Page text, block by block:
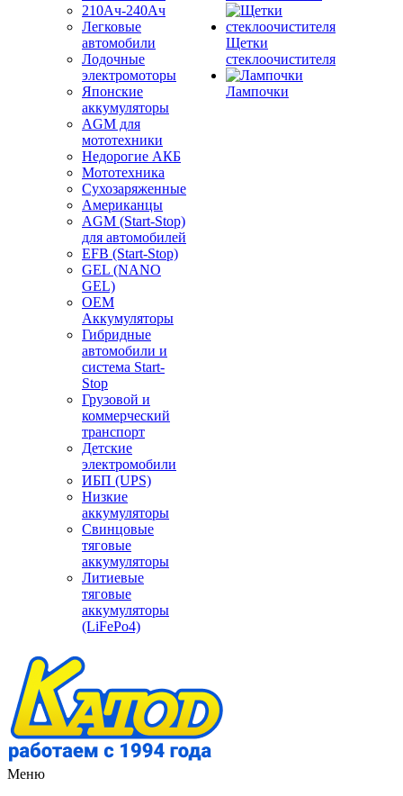
210Ач-240Ач
Легковые
автомобили
Лодочные
электромоторы
Японские
аккумуляторы
AGM для
мототехники
Недорогие АКБ
Мототехника
Сухозаряженные
Американцы
AGM (Start-Stop)
для автомобилей
EFB (Start-Stop)
GEL (NANO
GEL)
OEM
Аккумуляторы
Гибридные
автомобили и
система Start-
Stop
Грузовой и
коммерческий
транспорт
Детские
электромобили
ИБП (UPS)
Низкие
аккумуляторы
Свинцовые
тяговые
аккумуляторы
Литиевые
тяговые
аккумуляторы
(LiFePo4)
Щетки
стеклоочистителя
Лампочки
Меню